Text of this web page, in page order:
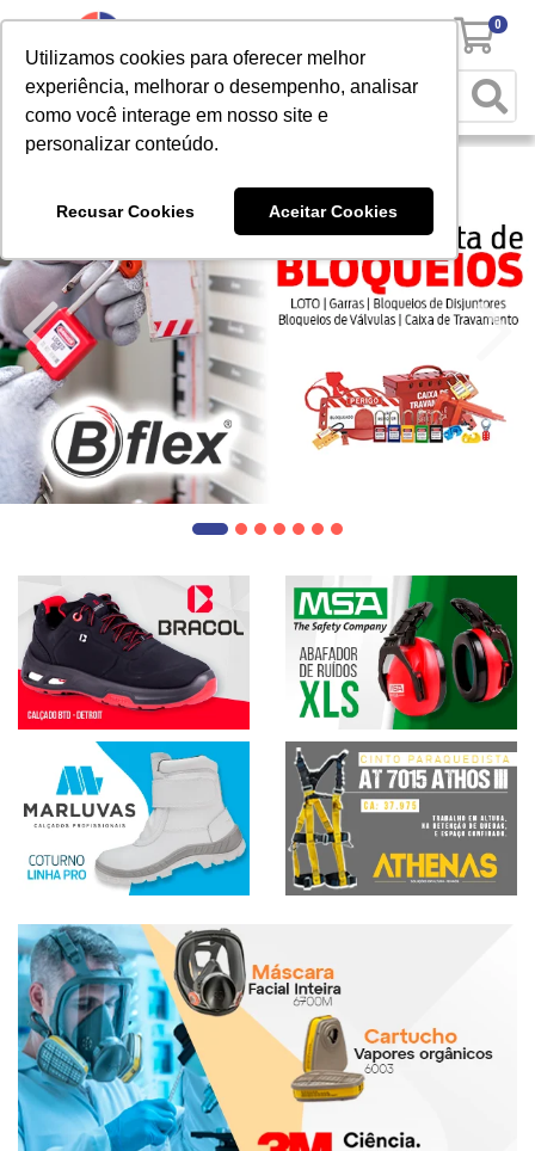
Utilizamos cookies para oferecer melhor
experiência, melhorar o desempenho, analisar
como você interage em nosso site e
personalizar conteúdo.
Recusar Cookies Aceitar Cookies
0